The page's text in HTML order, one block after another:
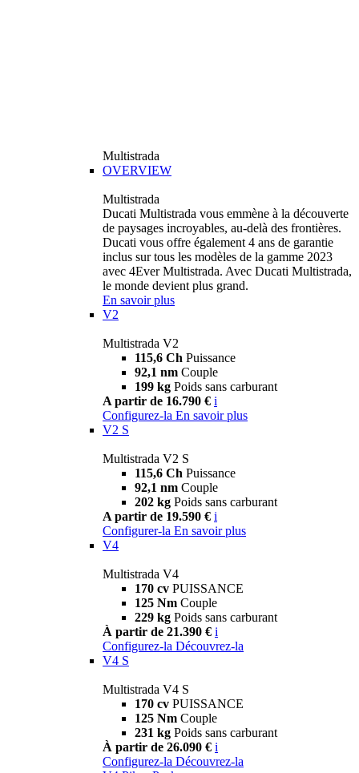
Multistrada
OVERVIEW
Multistrada
Ducati Multistrada vous emmène à la découverte
de paysages incroyables, au-delà des frontières.
Ducati vous offre également 4 ans de garantie
inclus sur tous les modèles de la gamme 2023
avec 4Ever Multistrada. Avec Ducati Multistrada,
le monde devient plus grand.
En savoir plus
V2
Multistrada V2
115,6 Ch Puissance
92,1 nm Couple
199 kg Poids sans carburant
A partir de 16.790 € i
Configurez-la En savoir plus
V2 S
Multistrada V2 S
115,6 Ch Puissance
92,1 nm Couple
202 kg Poids sans carburant
A partir de 19.590 € i
Configurer-la En savoir plus
V4
Multistrada V4
170 cv PUISSANCE
125 Nm Couple
229 kg Poids sans carburant
À partir de 21.390 € i
Configurez-la Découvrez-la
V4 S
Multistrada V4 S
170 cv PUISSANCE
125 Nm Couple
231 kg Poids sans carburant
À partir de 26.090 € i
Configurez-la Découvrez-la